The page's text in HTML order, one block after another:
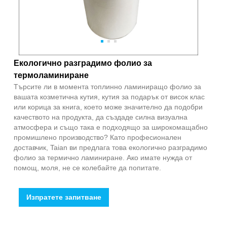
Екологично разградимо фолио за
термоламиниране
Търсите ли в момента топлинно ламиниращо фолио за
вашата козметична кутия, кутия за подарък от висок клас
или корица за книга, което може значително да подобри
качеството на продукта, да създаде силна визуална
атмосфера и също така е подходящо за широкомащабно
промишлено производство? Като професионален
доставчик, Taian ви предлага това екологично разградимо
фолио за термично ламиниране. Ако имате нужда от
помощ, моля, не се колебайте да попитате.
Изпратете запитване